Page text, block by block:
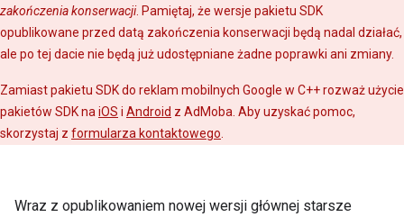
zakończenia konserwacji. Pamiętaj, że wersje pakietu SDK
opublikowane przed datą zakończenia konserwacji będą nadal działać,
ale po tej dacie nie będą już udostępniane żadne poprawki ani zmiany.
Zamiast pakietu SDK do reklam mobilnych Google w C++ rozważ użycie
pakietów SDK na iOS i Android z AdMoba. Aby uzyskać pomoc,
skorzystaj z formularza kontaktowego
Wraz z opublikowaniem nowej wersji głównej starsze